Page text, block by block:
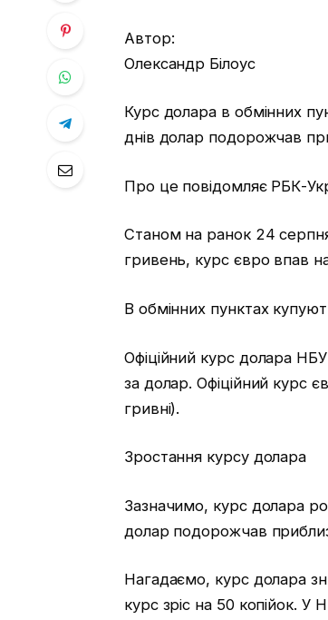
Автор:
Олександр Білоус
Курс долара в обмінних
днів долар подорожчав
Про це повідомляє РБК-
Станом на ранок 24
гривень, курс євро впав
В обмінних пунктах
Офіційний курс долара
за долар. Офіційний курс
гривні).
Зростання курсу долара
Зазначимо, курс долара
долар подорожчав
Нагадаємо, курс долара
курс зріс на 50 копійок.